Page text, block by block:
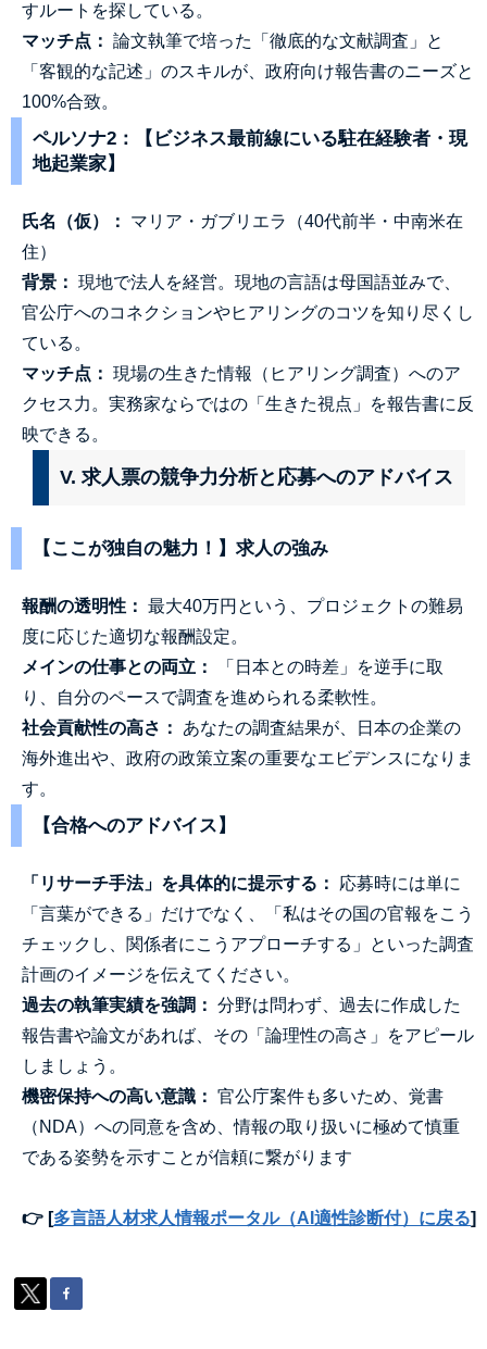
すルートを探している。
マッチ点： 論文執筆で培った「徹底的な文献調査」と
「客観的な記述」のスキルが、政府向け報告書のニーズと
100%合致。
ペルソナ2：【ビジネス最前線にいる駐在経験者・現
地起業家】
氏名（仮）：
マリア・ガブリエラ（40代前半・中南米在
住）
背景： 現地で法人を経営。現地の言語は母国語並みで、
官公庁へのコネクションやヒアリングのコツを知り尽くし
ている。
マッチ点： 現場の生きた情報（ヒアリング調査）へのア
クセス力。実務家ならではの「生きた視点」を報告書に反
映できる。
V. 求人票の競争力分析と応募へのアドバイス
【ここが独自の魅力！】求人の強み
報酬の透明性： 最大40万円という、プロジェクトの難易
度に応じた適切な報酬設定。
メインの仕事との両立：
「日本との時差」を逆手に取
り、自分のペースで調査を進められる柔軟性。
社会貢献性の高さ：
あなたの調査結果が、日本の企業の
海外進出や、政府の政策立案の重要なエビデンスになりま
す。
【合格へのアドバイス】
「リサーチ手法」を具体的に提示する：
応募時には単に
「言葉ができる」だけでなく、「私はその国の官報をこう
チェックし、関係者にこうアプローチする」といった調査
計画のイメージを伝えてください。
過去の執筆実績を強調： 分野は問わず、過去に作成した
報告書や論文があれば、その「論理性の高さ」をアピール
しましょう。
機密保持への高い意識： 官公庁案件も多いため、覚書
（NDA）への同意を含め、情報の取り扱いに極めて慎重
である姿勢を示すことが信頼に繋がります
👉 [多言語人材求人情報ポータル（AI適性診断付）に戻る]